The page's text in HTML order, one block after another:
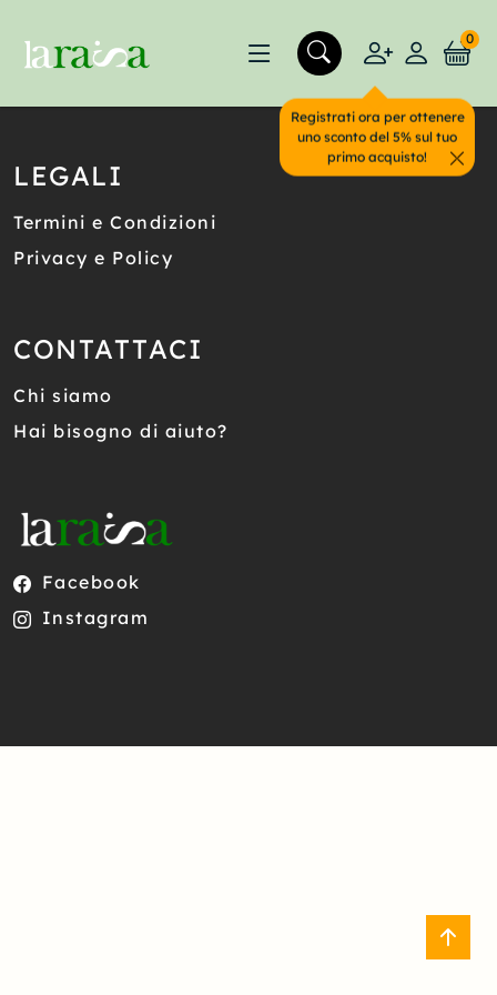
Registrati ora per ottenere
uno sconto del 5% sul tuo
primo acquisto!
0
LEGALI
Termini e Condizioni
Privacy e Policy
CONTATTACI
Chi siamo
Hai bisogno di aiuto?
Facebook
Instagram